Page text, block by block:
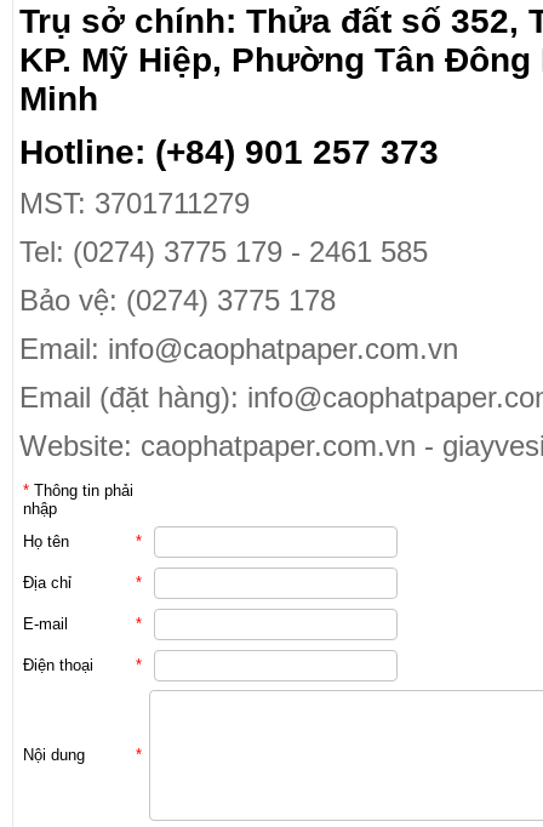
Trụ sở chính: Thửa đất số 352,
KP. Mỹ Hiệp, Phường Tân Đông
Minh
Hotline: (+84) 901 257 373
MST: 3701711279
Tel: (0274) 3775 179 - 2461 585
Bảo vệ: (0274) 3775 178
Email: info@caophatpaper.com.vn
Email (đặt hàng):
Website: caophatpaper.com.vn -
* Thông tin phải
nhập
Họ tên
*
Địa chỉ *
E-mail *
Điện thoại *
Nội dung *